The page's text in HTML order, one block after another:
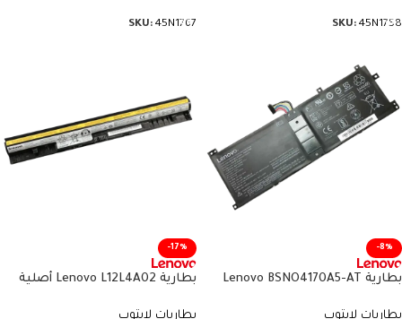
SKU: 45N1758
SKU: 45N1767
-8%
بطارية Lenovo BSNO4170A5-AT
بطاريات لابتوب
-17%
بطارية Lenovo L12L4A02 أصلية
بطاريات لابتوب